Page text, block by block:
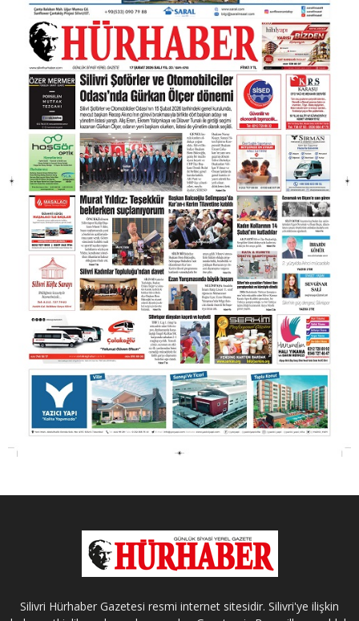
Silivri Hürhaber Gazetesi resmi internet sitesidir. Silivri'ye ilişkin